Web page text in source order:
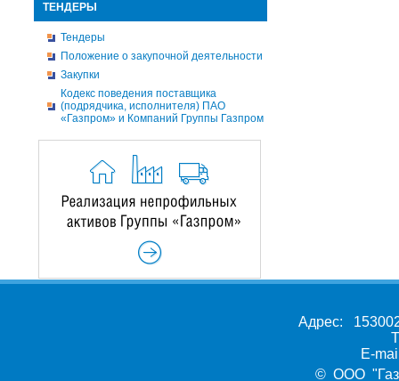
ТЕНДЕРЫ
Тендеры
Положение о закупочной деятельности
Закупки
Кодекс поведения поставщика
(подрядчика, исполнителя) ПАО
«Газпром» и Компаний Группы Газпром
Адрес:
E-
© ООО